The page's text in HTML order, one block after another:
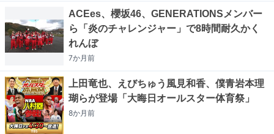
ACEes、櫻坂46、GENERATIONSメンバー
ら「炎のチャレンジャー」で8時間耐久かく
れんぼ
7か月前
上田竜也、えびちゅう風見和香、僕青岩本理
瑚らが登場「大晦日オールスター体育祭」
8か月前